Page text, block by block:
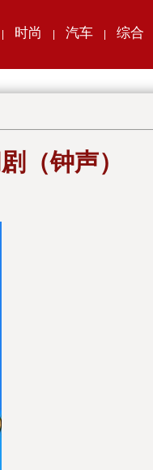
时尚 汽车 综合
（钟声）